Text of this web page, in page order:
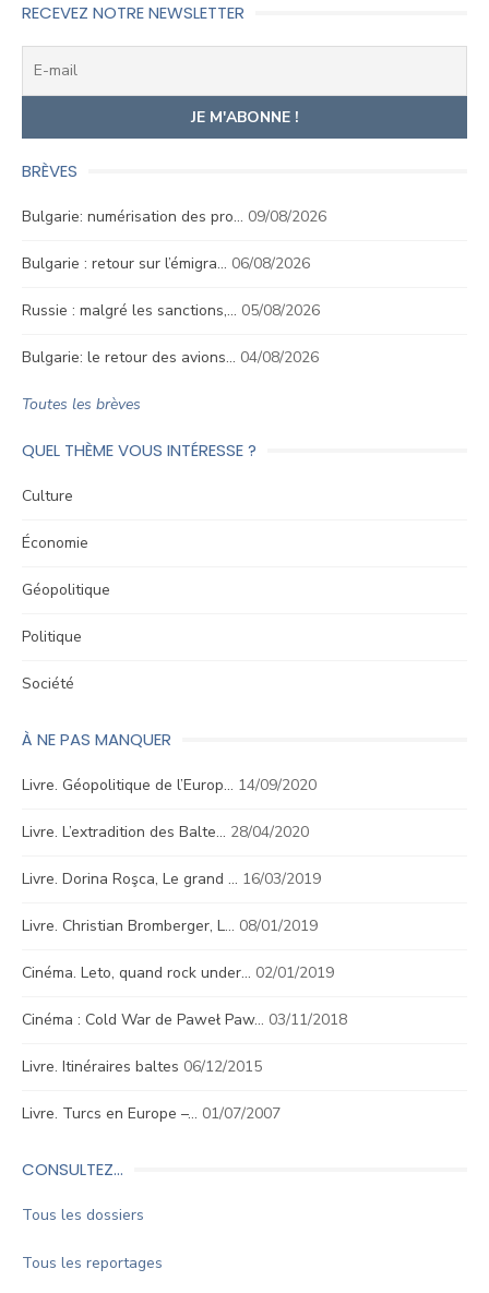
RECEVEZ NOTRE NEWSLETTER
BRÈVES
Bulgarie: numérisation des pro… 09/08/2026
Bulgarie : retour sur l’émigra… 06/08/2026
Russie : malgré les sanctions,… 05/08/2026
Bulgarie: le retour des avions… 04/08/2026
Toutes les brèves
QUEL THÈME VOUS INTÉRESSE ?
Culture
Économie
Géopolitique
Politique
Société
À NE PAS MANQUER
Livre. Géopolitique de l’Europ… 14/09/2020
Livre. L’extradition des Balte… 28/04/2020
Livre. Dorina Roşca, Le grand … 16/03/2019
Livre. Christian Bromberger, L… 08/01/2019
Cinéma. Leto, quand rock under… 02/01/2019
Cinéma : Cold War de Paweł Paw… 03/11/2018
Livre. Itinéraires baltes 06/12/2015
Livre. Turcs en Europe –… 01/07/2007
CONSULTEZ…
Tous les dossiers
Tous les reportages